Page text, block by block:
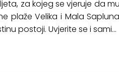
za kojeg se vjeruje da
Velika i Mala
postoji. Uvjerite se i sami...